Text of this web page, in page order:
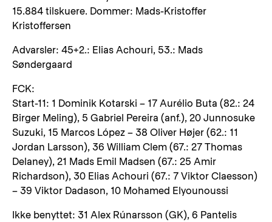
15.884 tilskuere. Dommer: Mads-Kristoffer
Kristoffersen
Advarsler: 45+2.: Elias Achouri, 53.: Mads
Søndergaard
FCK:
Start-11: 1 Dominik Kotarski – 17 Aurélio Buta (82.: 24
Birger Meling), 5 Gabriel Pereira (anf.), 20 Junnosuke
Suzuki, 15 Marcos López – 38 Oliver Højer (62.: 11
Jordan Larsson), 36 William Clem (67.: 27 Thomas
Delaney), 21 Mads Emil Madsen (67.: 25 Amir
Richardson), 30 Elias Achouri (67.: 7 Viktor Claesson)
– 39 Viktor Dadason, 10 Mohamed Elyounoussi
Ikke benyttet: 31 Alex Rúnarsson (GK), 6 Pantelis